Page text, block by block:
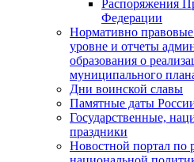
Распоряжения
Федерации
Нормативно
уровне и отчеты
образования о
муниципального
Дни воинской славы
Памятные даты
Государственные,
праздники
Новостной портал по